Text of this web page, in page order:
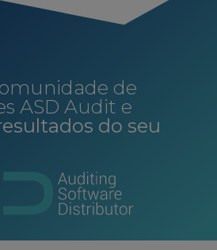
de
ASD Audit e
do seu